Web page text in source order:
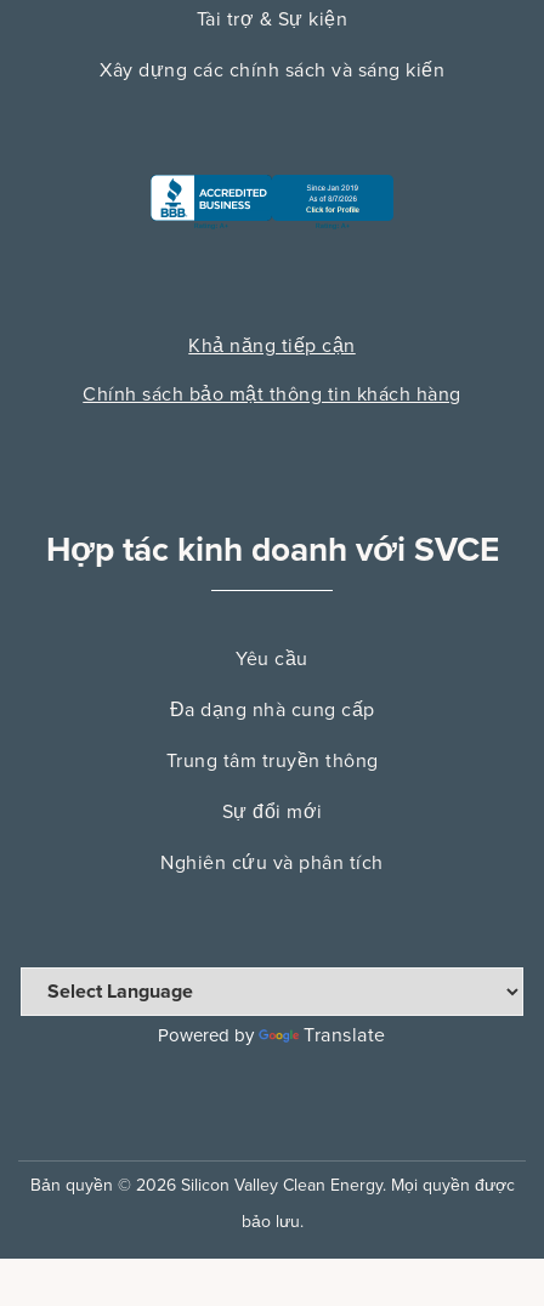
Tài trợ & Sự kiện
Xây dựng các chính sách và sáng kiến
Khả năng tiếp cận
Chính sách bảo mật thông tin khách hàng
Hợp tác kinh doanh với SVCE
Yêu cầu
Đa dạng nhà cung cấp
Trung tâm truyền thông
Sự đổi mới
Nghiên cứu và phân tích
Powered by Translate
Bản quyền © 2026 Silicon Valley Clean Energy. Mọi quyền được
bảo lưu.